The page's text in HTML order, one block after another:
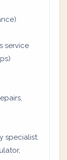
service
specialist: